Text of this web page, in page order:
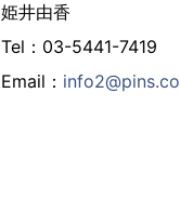
姫井由香
Tel：03-5441-7419
Email： info2@pins.co